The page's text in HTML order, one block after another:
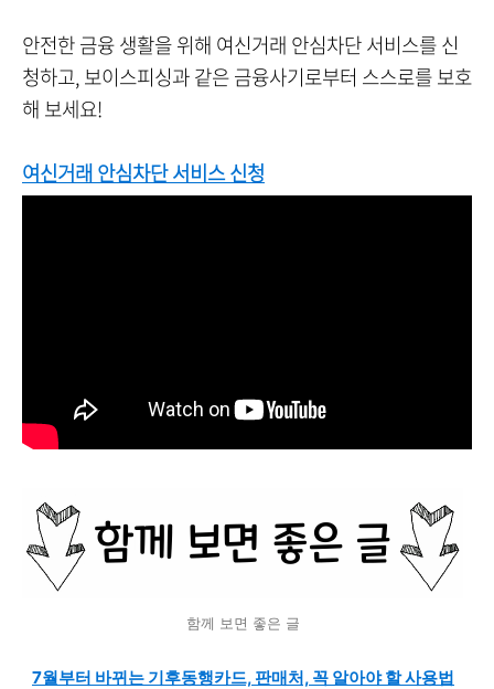
안전한 금융 생활을 위해 여신거래 안심차단 서비스를 신
청하고, 보이스피싱과 같은 금융사기로부터 스스로를 보호
해 보세요!
여신거래 안심차단 서비스 신청
함께 보면 좋은 글
7월부터 바뀌는 기후동행카드, 판매처, 꼭 알아야 할 사용법